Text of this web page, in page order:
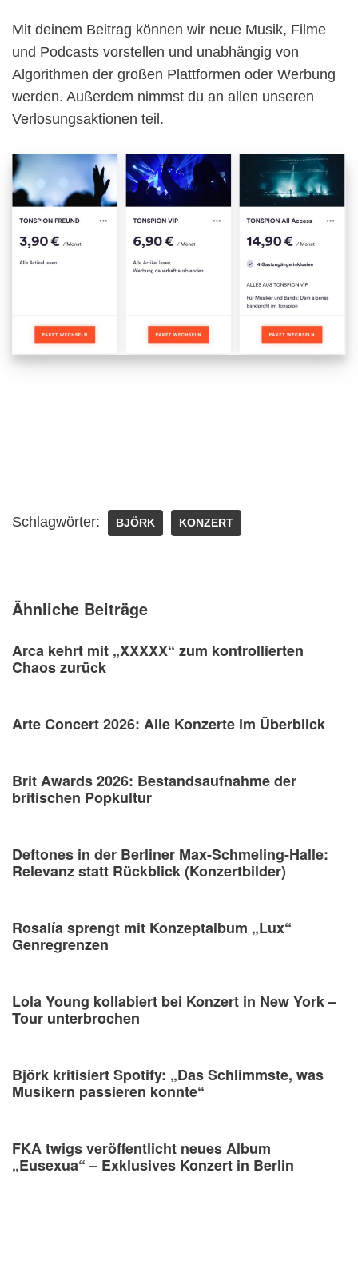
Mit deinem Beitrag können wir neue Musik, Filme
und Podcasts vorstellen und unabhängig von
Algorithmen der großen Plattformen oder Werbung
werden. Außerdem nimmst du an allen unseren
Verlosungsaktionen teil.
Schlagwörter: BJÖRK KONZERT
Ähnliche Beiträge
Arca kehrt mit „XXXXX“ zum kontrollierten
Chaos zurück
Arte Concert 2026: Alle Konzerte im Überblick
Brit Awards 2026: Bestandsaufnahme der
britischen Popkultur
Deftones in der Berliner Max-Schmeling-Halle:
Relevanz statt Rückblick (Konzertbilder)
Rosalía sprengt mit Konzeptalbum „Lux“
Genregrenzen
Lola Young kollabiert bei Konzert in New York –
Tour unterbrochen
Björk kritisiert Spotify: „Das Schlimmste, was
Musikern passieren konnte“
FKA twigs veröffentlicht neues Album
„Eusexua“ – Exklusives Konzert in Berlin